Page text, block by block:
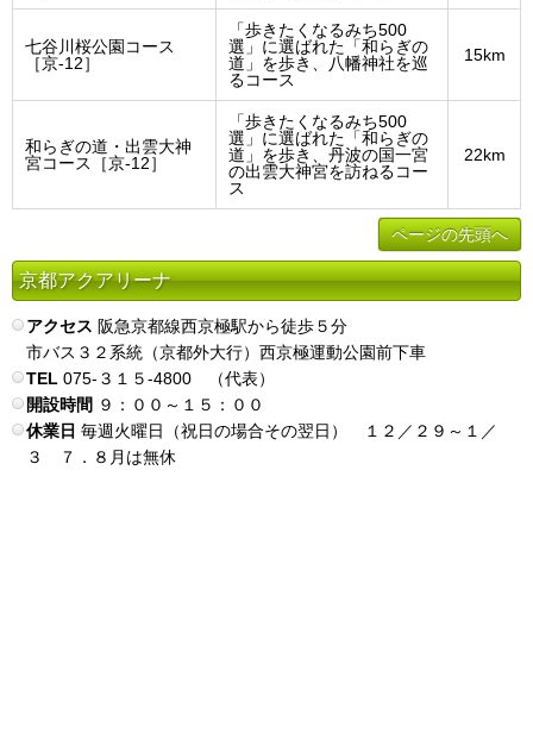
七谷川桜公園コース
［京-12］
「歩きたくなるみち500
選」に選ばれた「和らぎの
道」を歩き、八幡神社を巡
るコース
15km
和らぎの道・出雲大神
宮コース［京-12］
「歩きたくなるみち500
選」に選ばれた「和らぎの
道」を歩き、丹波の国一宮
の出雲大神宮を訪ねるコー
ス
22km
ページの先頭へ
京都アクアリーナ
アクセス 阪急京都線西京極駅から徒歩５分
市バス３２系統（京都外大行）西京極運動公園前下車
TEL 075-３１５-4800 （代表）
開設時間 ９：００～１５：００
休業日 毎週火曜日（祝日の場合その翌日） １２／２９～１／
３ ７．８月は無休